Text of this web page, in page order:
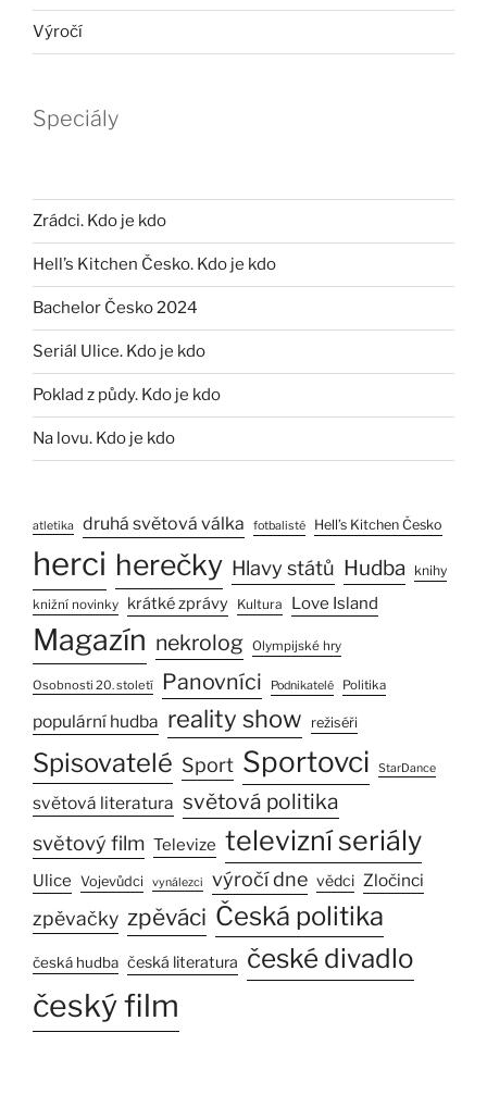
Výročí
Speciály
Zrádci. Kdo je kdo
Hell’s Kitchen Česko. Kdo je kdo
Bachelor Česko 2024
Seriál Ulice. Kdo je kdo
Poklad z půdy. Kdo je kdo
Na lovu. Kdo je kdo
atletika druhá světová válka fotbalisté Hell’s Kitchen Česko
herci herečky Hlavy států Hudba knihy
knižní novinky krátké zprávy Kultura Love Island
Magazín nekrolog Olympijské hry
Osobnosti 20. století Panovníci Podnikatelé Politika
populární hudba reality show režiséři
Spisovatelé Sport Sportovci StarDance
světová literatura světová politika
světový film Televize televizní seriály
Ulice Vojevůdci vynálezci výročí dne vědci Zločinci
zpěvačky zpěváci Česká politika
česká hudba česká literatura české divadlo
český film